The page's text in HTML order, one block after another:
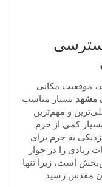
موقعیت مکانی
مشهد بسیار مناسب
و مهم‌ترین
کمی از حرم
به حرم برای
زیادی را در جوار
است، زیرا تنها
مقدس رسید.